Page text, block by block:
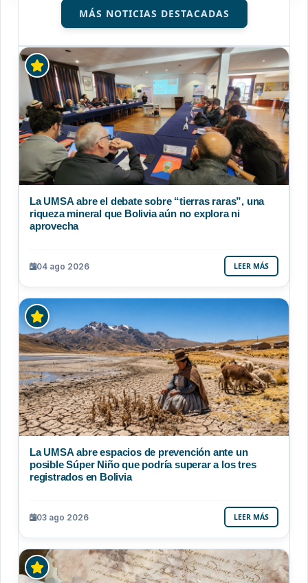
MÁS NOTICIAS DESTACADAS
La UMSA abre el debate sobre “tierras raras”, una
riqueza mineral que Bolivia aún no explora ni
aprovecha
04 ago 2026 LEER MÁS
La UMSA abre espacios de prevención ante un
posible Súper Niño que podría superar a los tres
registrados en Bolivia
03 ago 2026 LEER MÁS